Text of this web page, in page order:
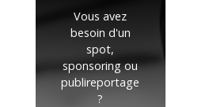
Vous avez
besoin d'un
spot,
sponsoring ou
publireportage
?